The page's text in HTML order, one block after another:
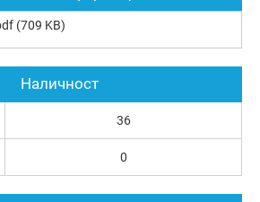
(709 KB)
Наличност
36
0